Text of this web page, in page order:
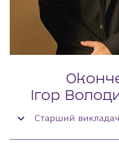
Ігор
Старший викладач